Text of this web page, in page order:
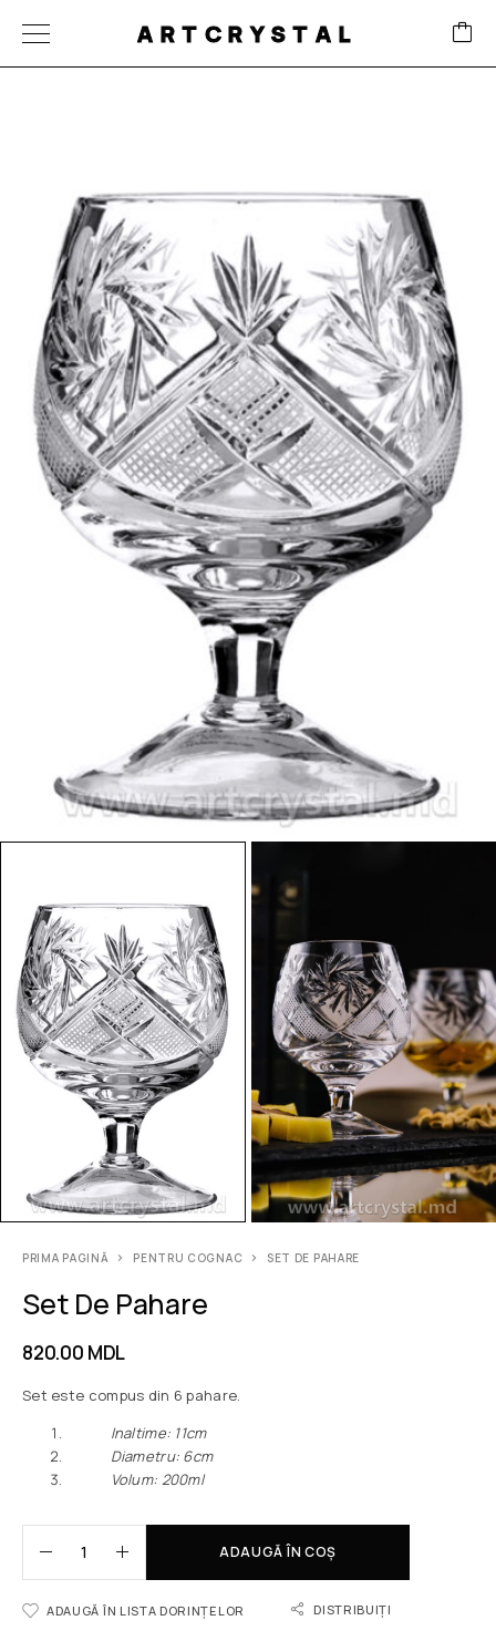
ARTCRYSTAL
PRIMA PAGINĂ PENTRU COGNAC SET DE PAHARE
Set De Pahare
820.00 MDL
Set este compus din 6 pahare.
Inaltime: 11сm
Diametru: 6сm
Volum: 200ml
ADAUGĂ ÎN COȘ
ADAUGĂ ÎN LISTA DORINȚELOR DISTRIBUIȚI